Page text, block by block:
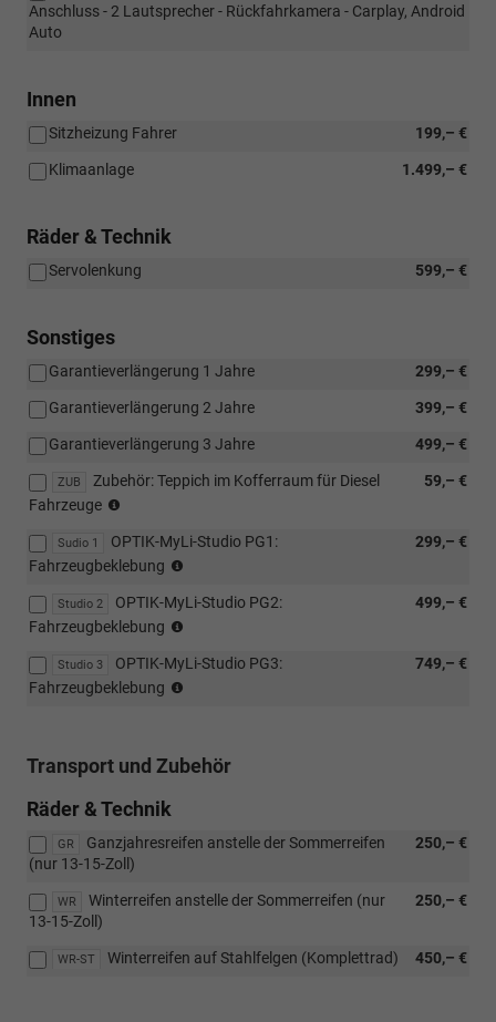
Anschluss - 2 Lautsprecher - Rückfahrkamera - Carplay, Android
Auto
Innen
199,– €
Sitzheizung Fahrer
1.499,– €
Klimaanlage
Räder & Technik
599,– €
Servolenkung
Sonstiges
299,– €
Garantieverlängerung 1 Jahre
399,– €
Garantieverlängerung 2 Jahre
499,– €
Garantieverlängerung 3 Jahre
ZUB 59,– €
Zubehör: Teppich im Kofferraum für Diesel
Fahrzeuge
Abdeckung
Sudio 1 299,– €
OPTIK-MyLi-Studio PG1:
Fahrzeugbeklebung
+
Studio 2 499,– €
OPTIK-MyLi-Studio PG2:
Fahrzeugbeklebung
+
Studio 3 749,– €
OPTIK-MyLi-Studio PG3:
Fahrzeugbeklebung
Transport und Zubehör
Räder & Technik
GR 250,– €
Ganzjahresreifen anstelle der Sommerreifen
(nur 13-15-Zoll)
WR 250,– €
Winterreifen anstelle der Sommerreifen (nur
13-15-Zoll)
WR-ST 450,– €
Winterreifen auf Stahlfelgen (Komplettrad)